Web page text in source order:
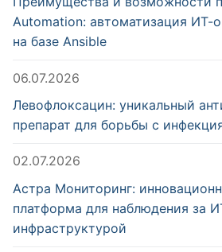
Automation: автоматизация ИТ-
на базе Ansible
06.07.2026
Левофлоксацин: уникальный
препарат для борьбы с
02.07.2026
Астра Мониторинг:
платформа для наблюдения за
инфраструктурой